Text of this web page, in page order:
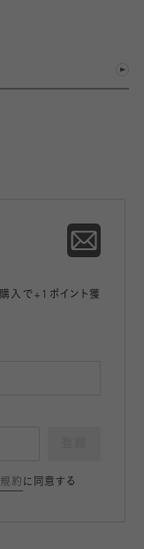
入で+1ポイント獲
約 に同意する